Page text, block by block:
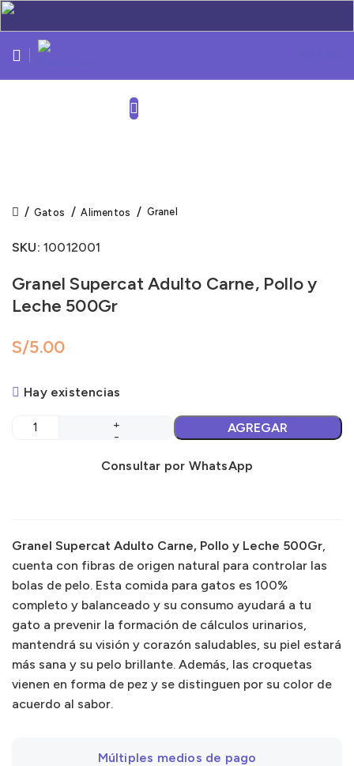
Gatos Alimentos Granel
SKU: 10012001
Granel Supercat Adulto Carne, Pollo y
Leche 500Gr
S/
Hay existencias
AGREGAR
Consultar por WhatsApp
Granel Supercat Adulto Carne, Pollo y Leche 500Gr
cuenta con fibras de origen natural para controlar las
bolas de pelo. Esta comida para gatos es 100%
completo y balanceado y su consumo ayudará a tu
gato a prevenir la formación de cálculos urinarios,
mantendrá su visión y corazón saludables, su piel estará
más sana y su pelo brillante. Además, las croquetas
vienen en forma de pez y se distinguen por su color de
acuerdo al sabor.
Múltiples medios de pago